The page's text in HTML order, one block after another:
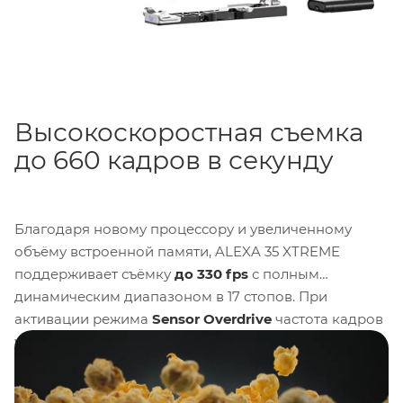
Высокоскоростная съемка
до 660 кадров в секунду
Благодаря новому процессору и увеличенному
объёму встроенной памяти, ALEXA 35 XTREME
поддерживает съёмку до 330 fps с полным
динамическим диапазоном в 17 стопов. При
активации режима Sensor Overdrive частота кадров
увеличивается
. В этом режиме
динамический диапазон сокращается до 11 стопов, а
базовая чувствительность поднимается до EI 1600.